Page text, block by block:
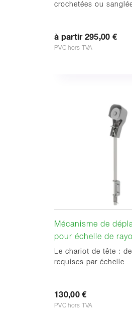
crochetées ou
à partir 295,00 €
PVC hors TVA
Mécanisme de
pour échelle de
Le chariot de tête :
requises par échelle
130,00 €
PVC hors TVA